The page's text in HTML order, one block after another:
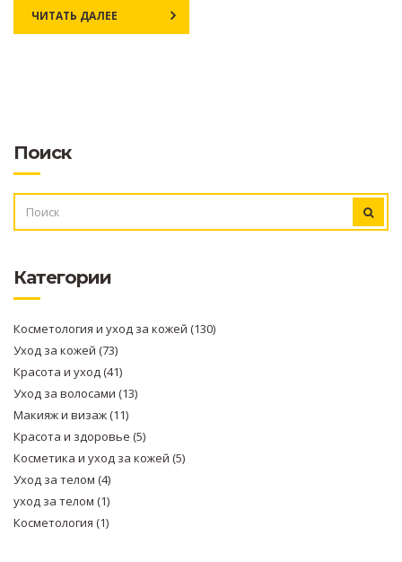
ЧИТАТЬ ДАЛЕЕ
Поиск
Категории
Косметология и уход за кожей (130)
Уход за кожей (73)
Красота и уход(41)
Уход за волосами (13)
Макияж и визаж(11)
Красота и здоровье (5)
Косметика и уход за кожей (5)
Уход за телом (4)
уход за телом (1)
Косметология (1)